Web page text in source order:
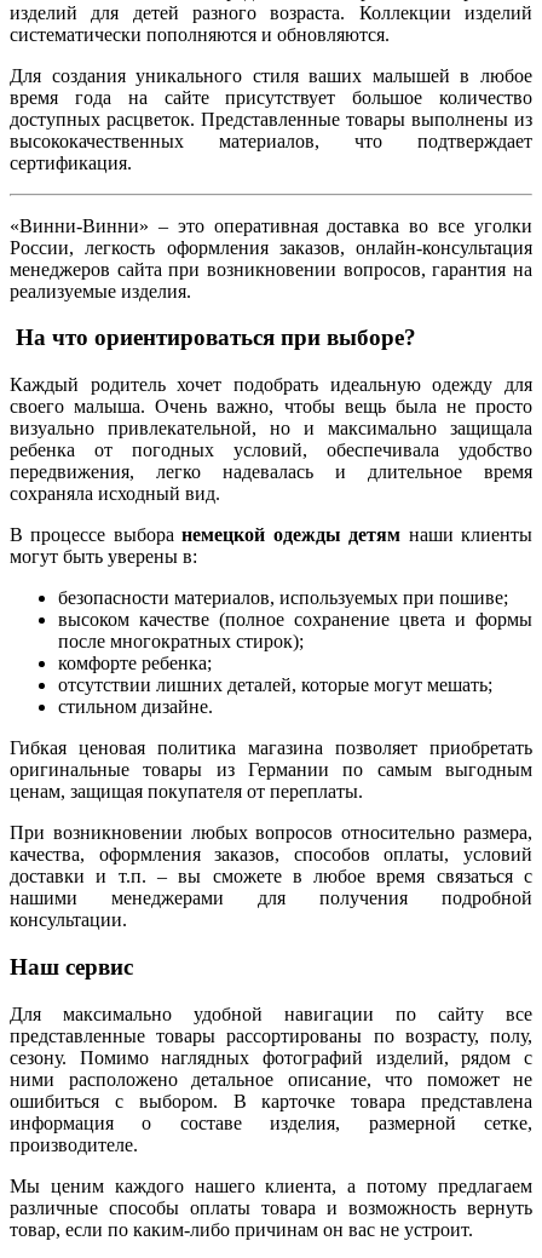
изделий для детей разного возраста. Коллекции изделий
систематически пополняются и обновляются.
Для создания уникального стиля ваших малышей в любое
время года на сайте присутствует большое количество
доступных расцветок. Представленные товары выполнены из
высококачественных материалов, что подтверждает
сертификация.
«Винни-Винни» – это оперативная доставка во все уголки
России, легкость оформления заказов, онлайн-консультация
менеджеров сайта при возникновении вопросов, гарантия на
реализуемые изделия.
На что ориентироваться при выборе?
Каждый родитель хочет подобрать идеальную одежду для
своего малыша. Очень важно, чтобы вещь была не просто
визуально привлекательной, но и максимально защищала
ребенка от погодных условий, обеспечивала удобство
передвижения, легко надевалась и длительное время
сохраняла исходный вид.
В процессе выборанемецкой одежды детям наши клиенты
могут быть уверены в:
безопасности материалов, используемых при пошиве;
высоком качестве (полное сохранение цвета и формы
после многократных стирок);
комфорте ребенка;
отсутствии лишних деталей, которые могут мешать;
стильном дизайне.
Гибкая ценовая политика магазина позволяет приобретать
оригинальные товары из Германии по самым выгодным
ценам, защищая покупателя от переплаты.
При возникновении любых вопросов относительно размера,
качества, оформления заказов, способов оплаты, условий
доставки и т.п. – вы сможете в любое время связаться с
нашими менеджерами для получения подробной
консультации.
Наш сервис
Для максимально удобной навигации по сайту все
представленные товары рассортированы по возрасту, полу,
сезону. Помимо наглядных фотографий изделий, рядом с
ними расположено детальное описание, что поможет не
ошибиться с выбором. В карточке товара представлена
информация о составе изделия, размерной сетке,
производителе.
Мы ценим каждого нашего клиента, а потому предлагаем
различные способы оплаты товара и возможность вернуть
товар, если по каким-либо причинам он вас не устроит.